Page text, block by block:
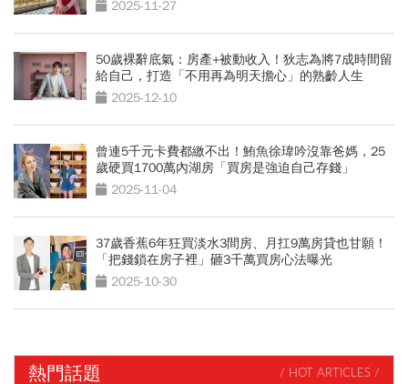
2025-11-27
50歲裸辭底氣：房產+被動收入！狄志為將7成時間留
給自己，打造「不用再為明天擔心」的熟齡人生
2025-12-10
曾連5千元卡費都繳不出！鮪魚徐瑋吟沒靠爸媽，25
歲硬買1700萬內湖房「買房是強迫自己存錢」
2025-11-04
37歲香蕉6年狂買淡水3間房、月扛9萬房貸也甘願！
「把錢鎖在房子裡」砸3千萬買房心法曝光
2025-10-30
熱門話題 / HOT ARTICLES /